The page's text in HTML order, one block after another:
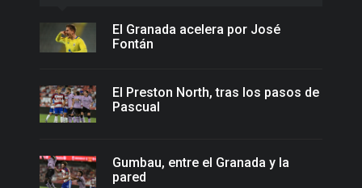
El Granada acelera por José
Fontán
El Preston North, tras los pasos de
Pascual
Gumbau, entre el Granada y la
pared